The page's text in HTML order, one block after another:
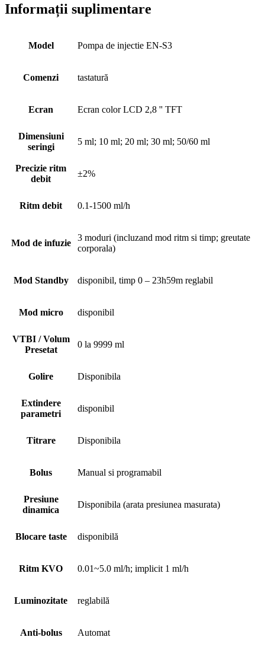
Informații suplimentare
Model Pompa de injectie EN-S3
Comenzi tastatură
Ecran Ecran color LCD 2,8 '' TFT
Dimensiuni
seringi
5 ml; 10 ml; 20 ml; 30 ml; 50/60 ml
Precizie ritm
debit
±2%
Ritm debit 0.1-1500 ml/h
Mod de infuzie
3 moduri (incluzand mod ritm si timp; greutate
corporala)
Mod Standby disponibil, timp 0 – 23h59m reglabil
Mod micro disponibil
VTBI / Volum
Presetat
0 la 9999 ml
Golire Disponibila
Extindere
parametri
disponibil
Titrare Disponibila
Bolus Manual si programabil
Presiune
dinamica
Disponibila (arata presiunea masurata)
Blocare taste disponibilă
Ritm KVO 0.01~5.0 ml/h; implicit 1 ml/h
Luminozitate reglabilă
Anti-bolus Automat